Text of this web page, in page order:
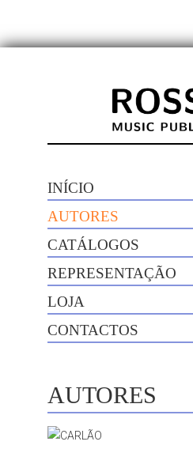
INÍCIO
AUTORES
CATÁLOGOS
REPRESENTAÇÃO
LOJA
CONTACTOS
AUTORES